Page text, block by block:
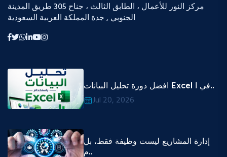
مركز النور للأعمال ، الطابق الثالث ، جناح 305 طريق المدينة
الجنوبي , جدة المملكة العربية السعودية
افضل دورة تحليل البيانات Excel في ا..
Jul 20, 2026
إدارة المشاريع ليست وظيفة فقط، بل
م..